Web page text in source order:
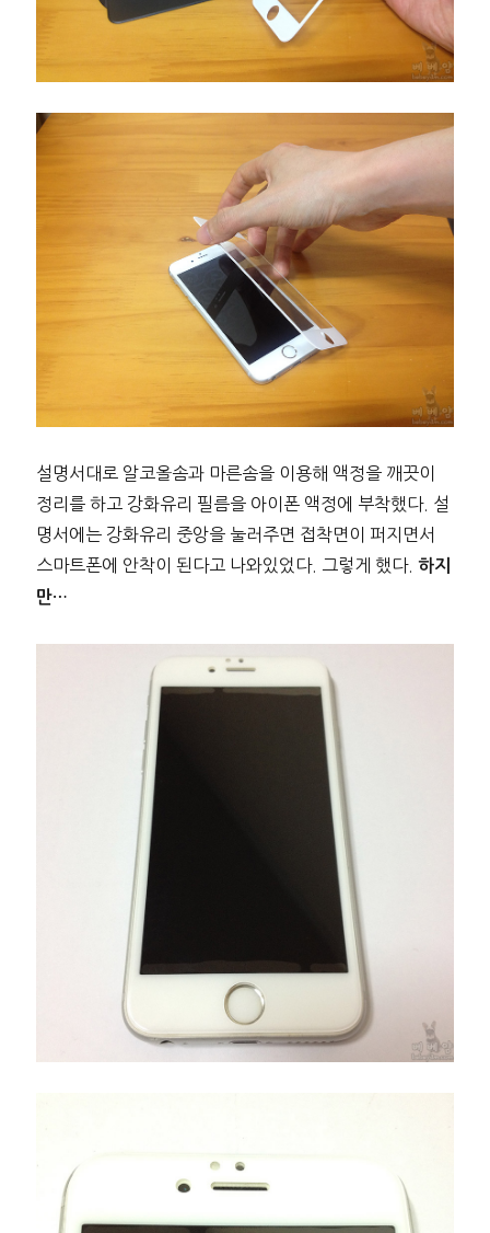
설명서대로 알코올솜과 마른솜을 이용해 액정을 깨끗이
정리를 하고 강화유리 필름을 아이폰 액정에 부착했다. 설
명서에는 강화유리 중앙을 눌러주면 접착면이 퍼지면서
스마트폰에 안착이 된다고 나와있었다. 그렇게 했다. 하지
만…